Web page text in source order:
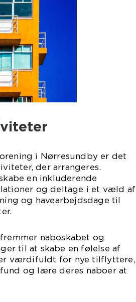
i Nørresundby er det
der arrangeres.
en inkluderende
og deltage i et væld af
og havearbejdsdage til
naboskabet og
til at skabe en følelse af
værdifuldt for nye tilflyttere,
og lære deres naboer at